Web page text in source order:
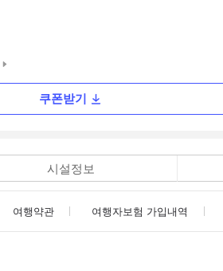
쿠폰받기
시설정보
여행약관 여행자보험 가입내역